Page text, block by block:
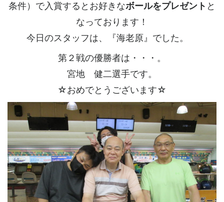
条件）で入賞するとお好きなボールをプレゼント と
なっております！
今日のスタッフは、『海老原』でした。
第２戦の優勝者は・・・。
宮地 健二選手です。
☆おめでとうございます☆